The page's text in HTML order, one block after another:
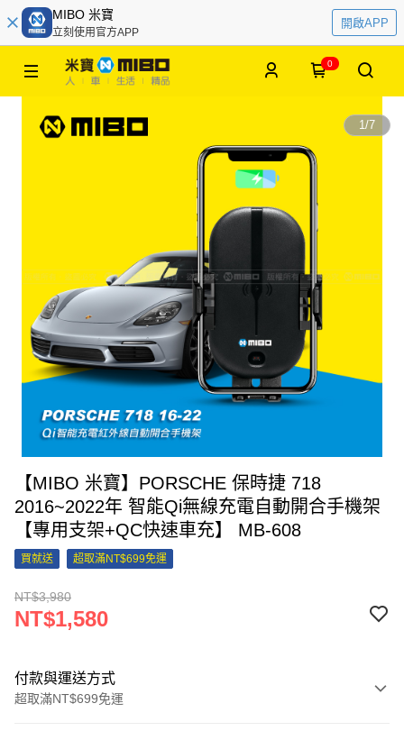
MIBO 米寶
立刻使用官方APP
開啟APP
0
1/7
【MIBO 米寶】PORSCHE 保時捷 718
2016~2022年 智能Qi無線充電自動開合手機架
【專用支架+QC快速車充】 MB-608
買就送 超取滿NT$699免運
NT$3,980
NT$1,580
付款與運送方式
超取滿NT$699免運